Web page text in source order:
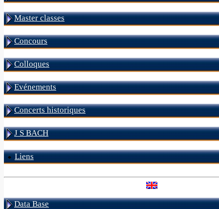
Master classes
Concours
Colloques
Evénements
Concerts historiques
J S BACH
Liens
Data Base